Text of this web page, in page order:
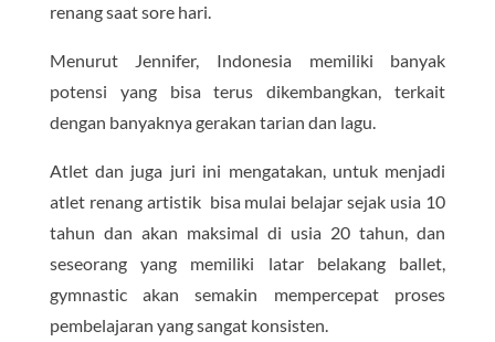
renang saat sore hari.
Menurut Jennifer, Indonesia memiliki banyak
potensi yang bisa terus dikembangkan, terkait
dengan banyaknya gerakan tarian dan lagu.
Atlet dan juga juri ini mengatakan, untuk menjadi
atlet renang artistik bisa mulai belajar sejak usia 10
tahun dan akan maksimal di usia 20 tahun, dan
seseorang yang memiliki latar belakang ballet,
gymnastic akan semakin mempercepat proses
pembelajaran yang sangat konsisten.